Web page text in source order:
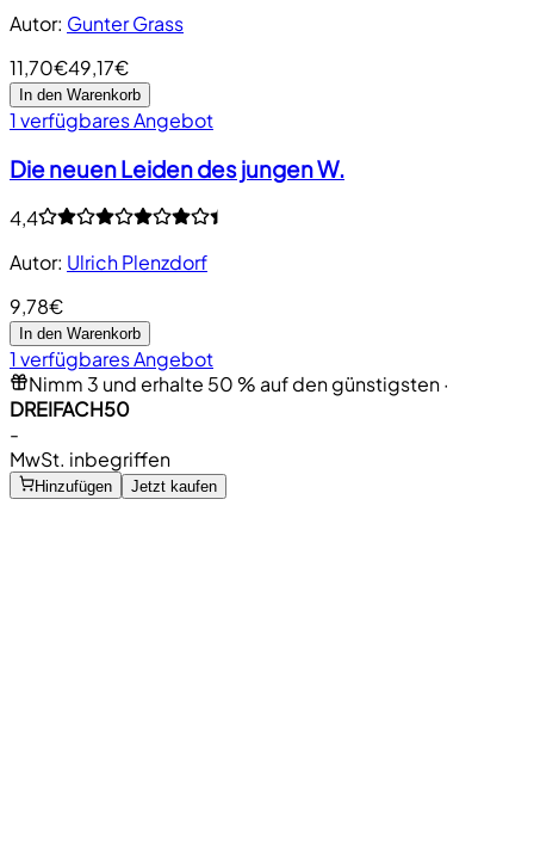
Autor: Gunter Grass
11,70€49,17€
In den Warenkorb
1 verfügbares Angebot
Die neuen Leiden des jungen W.
4,4
Autor: Ulrich Plenzdorf
9,78€
In den Warenkorb
1 verfügbares Angebot
Nimm 3 und erhalte 50 % auf den günstigsten·
DREIFACH50
-
MwSt. inbegriffen
Hinzufügen Jetzt kaufen